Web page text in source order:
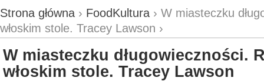
Strona główna › FoodKultura › W miasteczku
włoskim stole. Tracey Lawson ›
W miasteczku długowieczności.
włoskim stole. Tracey Lawson